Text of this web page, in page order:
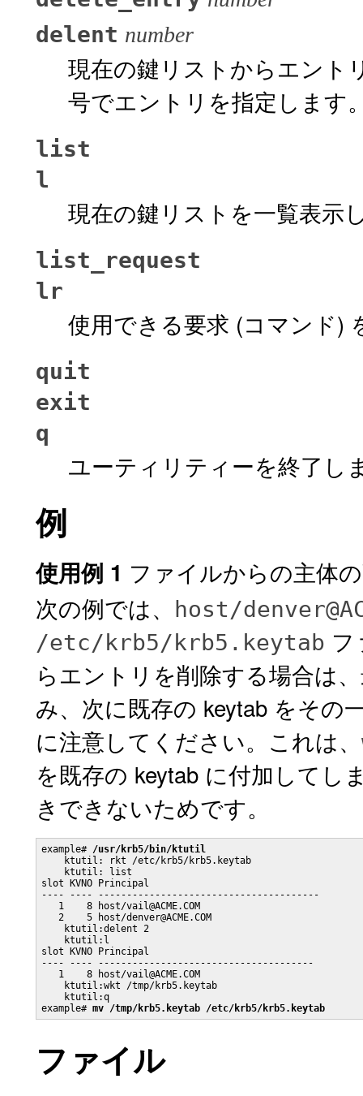
delent number
現在の鍵リストからエント
号でエントリを指定します
list
l
現在の鍵リストを一覧表示
list_request
lr
使用できる要求 (コマンド)
quit
exit
q
ユーティリティーを終了し
例
使用例 1 ファイルからの主体
次の例では、
host/
/etc/krb5/krb5.keytab フ
らエントリを削除する場合は
み、次に既存の keytab をその
に注意してください。これは、
を既存の keytab に付加してし
きできないためです。
example# /usr/krb5/bin/ktutil
    ktutil: rkt /etc/krb5/krb5.keytab
    ktutil: list
slot KVNO Principal
---- ---- ---------------------------------------
   1    8 host/vail@ACME.COM
   2    5 host/denver@ACME.COM
    ktutil:delent 2
    ktutil:l
slot KVNO Principal
---- ---- --------------------------------------
   1    8 host/vail@ACME.COM
    ktutil:wkt /tmp/krb5.keytab
    ktutil:q
example# mv /tmp/krb5.keytab /etc/krb5/krb5.keytab
ファイル